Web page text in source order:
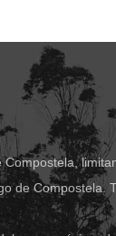
de Compostela.